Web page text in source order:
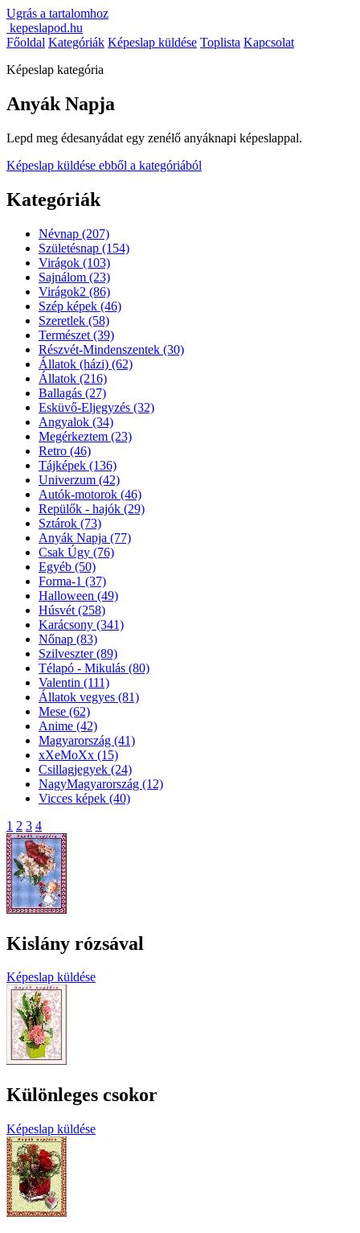
Ugrás a tartalomhoz
kepeslapod.hu
Főoldal Kategóriák Képeslap küldése Toplista Kapcsolat
Képeslap kategória
Anyák Napja
Lepd meg édesanyádat egy zenélő anyáknapi képeslappal.
Képeslap küldése ebből a kategóriából
Kategóriák
Névnap (207)
Születésnap (154)
Virágok (103)
Sajnálom (23)
Virágok2 (86)
Szép képek (46)
Szeretlek (58)
Természet (39)
Részvét-Mindenszentek (30)
Állatok (házi) (62)
Állatok (216)
Ballagás (27)
Esküvő-Eljegyzés (32)
Angyalok (34)
Megérkeztem (23)
Retro (46)
Tájképek (136)
Univerzum (42)
Autók-motorok (46)
Repülők - hajók (29)
Sztárok (73)
Anyák Napja (77)
Csak Úgy (76)
Egyéb (50)
Forma-1 (37)
Halloween (49)
Húsvét (258)
Karácsony (341)
Nőnap (83)
Szilveszter(89)
Télapó - Mikulás (80)
Valentin (111)
Állatok vegyes (81)
Mese (62)
Anime (42)
Magyarország (41)
xXeMoXx (15)
Csillagjegyek (24)
NagyMagyarország (12)
Vicces képek (40)
1 2 3 4
Kislány rózsával
Képeslap küldése
Különleges csokor
Képeslap küldése